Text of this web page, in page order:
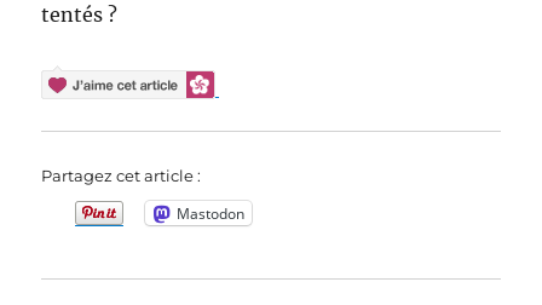
tentés ?
Partagez cet article :
Mastodon